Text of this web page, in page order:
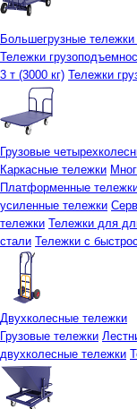
Большегрузные
Тележки
3 т (3000 кг) Тележки
Грузовые
Каркасные тележки
Платформенные
усиленные тележки
тележки Тележки для
стали Тележки с
Двухколесные тележки
Грузовые тележки
двухколесные тележки